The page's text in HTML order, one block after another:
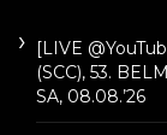
[LIVE
(SCC), 53.
SA, 08.08.’26